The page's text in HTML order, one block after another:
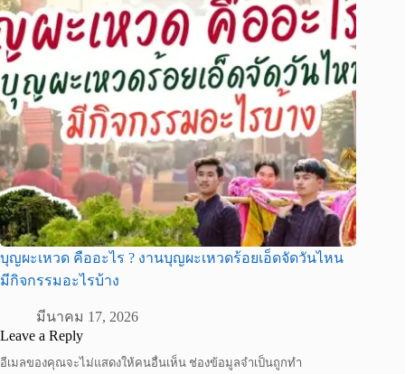
บุญผะเหวด คืออะไร ? งานบุญผะเหวดร้อยเอ็ดจัดวันไหน
มีกิจกรรมอะไรบ้าง
มีนาคม 17, 2026
Leave a Reply
อีเมลของคุณจะไม่แสดงให้คนอื่นเห็น ช่องข้อมูลจำเป็นถูกทำ